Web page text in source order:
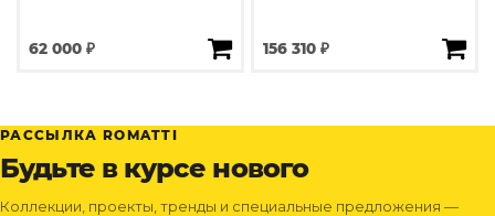
62 000 ₽ 156 310 ₽
РАССЫЛКА ROMATTI
Будьте в курсе нового
Коллекции, проекты, тренды и специальные предложения —